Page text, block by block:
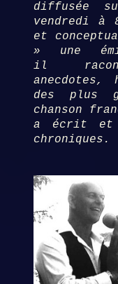
diffusée
vendredi à
et
» une
il
des plus
chanson
a écrit et
chroniques.